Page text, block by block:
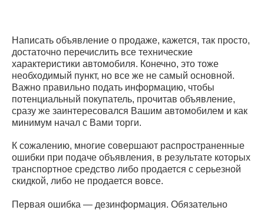
Написать объявление о продаже, кажется, так просто,
достаточно перечислить все технические
характеристики автомобиля. Конечно, это тоже
необходимый пункт, но все же не самый основной.
Важно правильно подать информацию, чтобы
потенциальный покупатель, прочитав объявление,
сразу же заинтересовался Вашим автомобилем и как
минимум начал с Вами торги.
К сожалению, многие совершают распространенные
ошибки при подаче объявления, в результате которых
транспортное средство либо продается с серьезной
скидкой, либо не продается вовсе.
Первая ошибка — дезинформация. Обязательно